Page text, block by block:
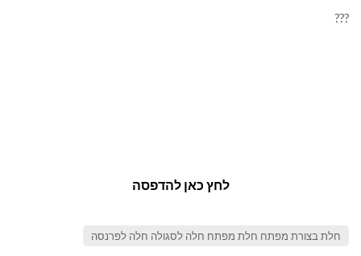
???
לחץ כאן להדפסה
חלת בצורת מפתח חלת מפתח חלה לסגולה חלה לפרנסה